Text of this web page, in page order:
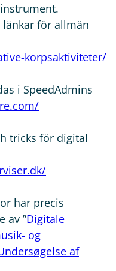
för allmän
korpsaktiviteter/
i SpeedAdmins
tricks för digital
har precis
av ”Digitale
og
af